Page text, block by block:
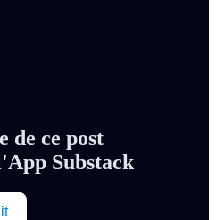
de ce post
Substack